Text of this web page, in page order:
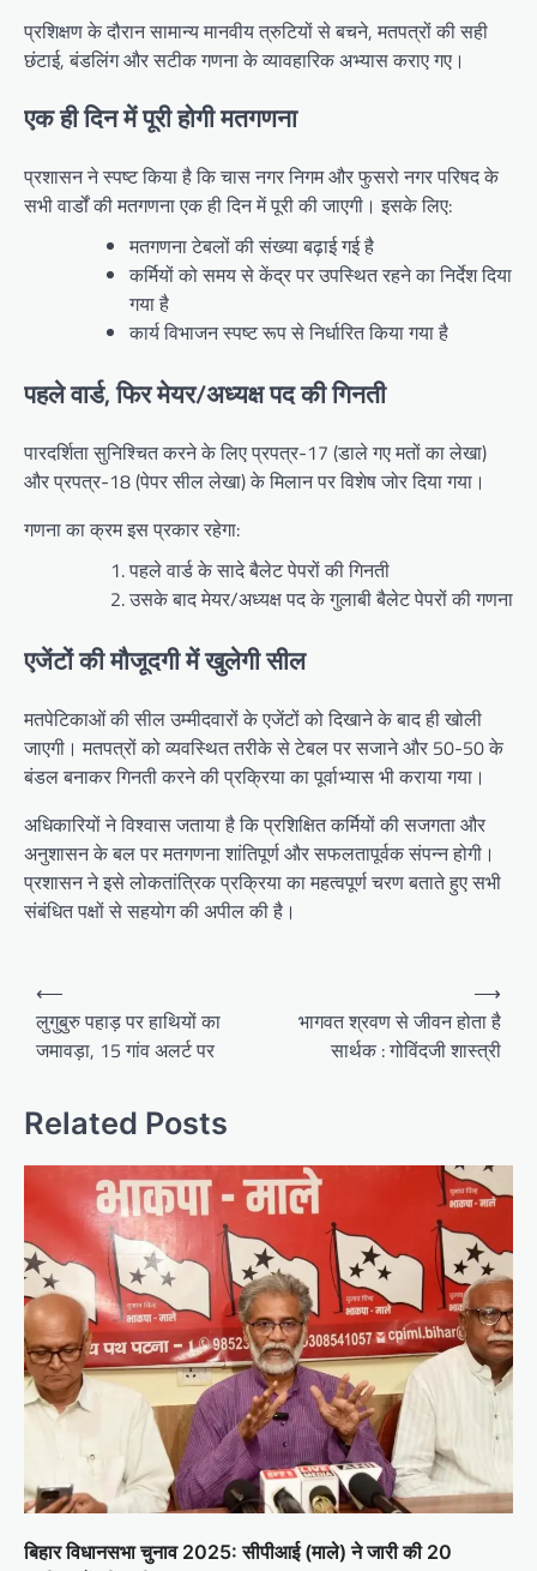
प्रशिक्षण के दौरान सामान्य मानवीय त्रुटियों से बचने, मतपत्रों की सही
छंटाई, बंडलिंग और सटीक गणना के व्यावहारिक अभ्यास कराए गए।
एक ही दिन में पूरी होगी मतगणना
प्रशासन ने स्पष्ट किया है कि चास नगर निगम और फुसरो नगर परिषद के
सभी वार्डों की मतगणना एक ही दिन में पूरी की जाएगी। इसके लिए:
मतगणना टेबलों की संख्या बढ़ाई गई है
कर्मियों को समय से केंद्र पर उपस्थित रहने का निर्देश दिया
गया है
कार्य विभाजन स्पष्ट रूप से निर्धारित किया गया है
पहले वार्ड, फिर मेयर/अध्यक्ष पद की गिनती
पारदर्शिता सुनिश्चित करने के लिए प्रपत्र-17 (डाले गए मतों का लेखा)
और प्रपत्र-18 (पेपर सील लेखा) के मिलान पर विशेष जोर दिया गया।
गणना का क्रम इस प्रकार रहेगा:
पहले वार्ड के सादे बैलेट पेपरों की गिनती
उसके बाद मेयर/अध्यक्ष पद के गुलाबी बैलेट पेपरों की गणना
एजेंटों की मौजूदगी में खुलेगी सील
मतपेटिकाओं की सील उम्मीदवारों के एजेंटों को दिखाने के बाद ही खोली
जाएगी। मतपत्रों को व्यवस्थित तरीके से टेबल पर सजाने और 50-50 के
बंडल बनाकर गिनती करने की प्रक्रिया का पूर्वाभ्यास भी कराया गया।
अधिकारियों ने विश्वास जताया है कि प्रशिक्षित कर्मियों की सजगता और
अनुशासन के बल पर मतगणना शांतिपूर्ण और सफलतापूर्वक संपन्न होगी।
प्रशासन ने इसे लोकतांत्रिक प्रक्रिया का महत्वपूर्ण चरण बताते हुए सभी
संबंधित पक्षों से सहयोग की अपील की है।
Post
navigation
⟵
लुगुबुरु पहाड़ पर हाथियों का
जमावड़ा, 15 गांव अलर्ट पर
भागवत श्रवण से जीवन होता है
सार्थक : गोविंदजी शास्त्री
⟶
Related Posts
बिहार विधानसभा चुनाव 2025: सीपीआई (माले) ने जारी की 20